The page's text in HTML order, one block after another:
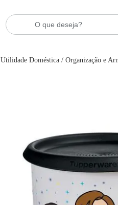
Utilidade Doméstica / Organização e